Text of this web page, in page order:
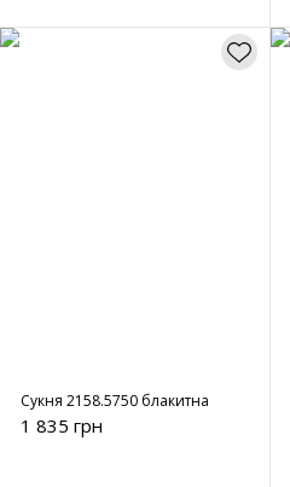
Сукня 2158.5750 блакитна
1 835 грн